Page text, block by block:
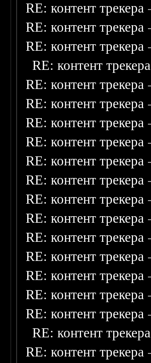
RE: контент трекера
RE: контент трекера
RE: контент трекера
RE: контент трекера
RE: контент трекера
RE: контент трекера
RE: контент трекера
RE: контент трекера
RE: контент трекера
RE: контент трекера
RE: контент трекера
RE: контент трекера
RE: контент трекера
RE: контент трекера
RE: контент трекера
RE: контент трекера
RE: контент трекера
RE: контент трекера
RE: контент трекера